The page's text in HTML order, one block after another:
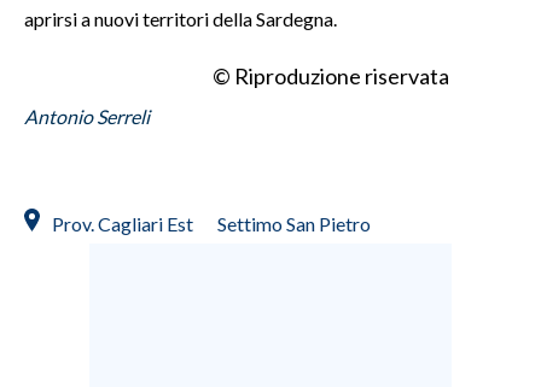
aprirsi a nuovi territori della Sardegna.
© Riproduzione riservata
Antonio Serreli
Prov. Cagliari Est Settimo San Pietro